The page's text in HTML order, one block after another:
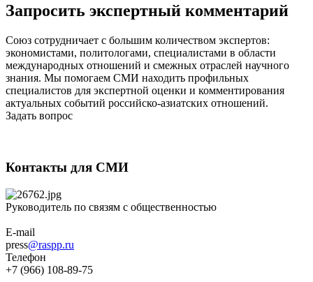
Запросить экспертный комментарий
Союз сотрудничает с большим количеством экспертов:
экономистами, политологами, специалистами в области
международных отношений и смежных отраслей научного
знания. Мы помогаем СМИ находить профильных
специалистов для экспертной оценки и комментирования
актуальных событий российско-азиатских отношений.
Задать вопрос
Контакты для СМИ
Руководитель по связям с общественностью
E-mail
press@raspp.ru
Телефон
+7 (966) 108-89-75